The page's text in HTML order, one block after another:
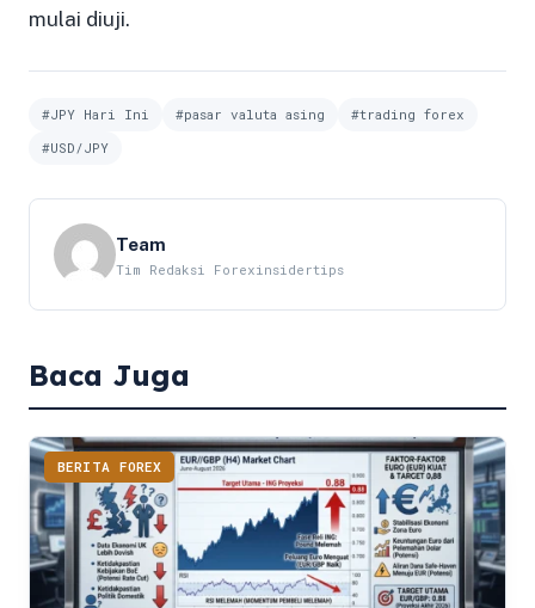
mulai diuji.
#JPY Hari Ini #pasar valuta asing
#trading forex
#USD/JPY
Team
Tim Redaksi Forexinsidertips
Baca Juga
BERITA FOREX